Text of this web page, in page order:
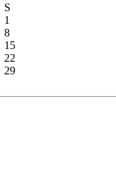
S
1
8
15
22
29